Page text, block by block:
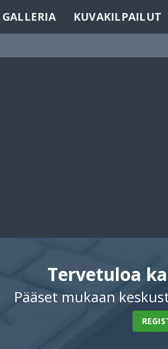
GALLERIA KUVAKILPAILUT
Tervetuloa
Pääset mukaan